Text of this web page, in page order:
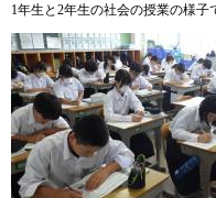
1年生と2年生の社会の授業の様子